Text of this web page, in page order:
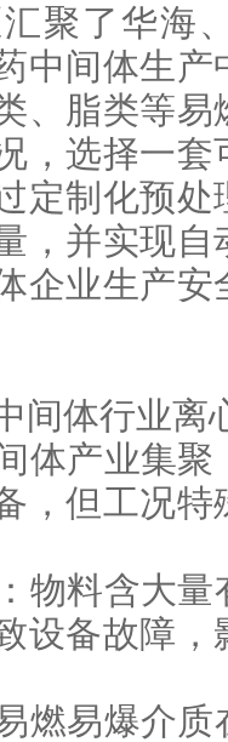
聚了华海
中间体生
、脂类等
，选择一套
定制化预处
，并实现自
企业生产
间体行业离
体产业集
，但工况
物料含大
设备故障
燃易爆介